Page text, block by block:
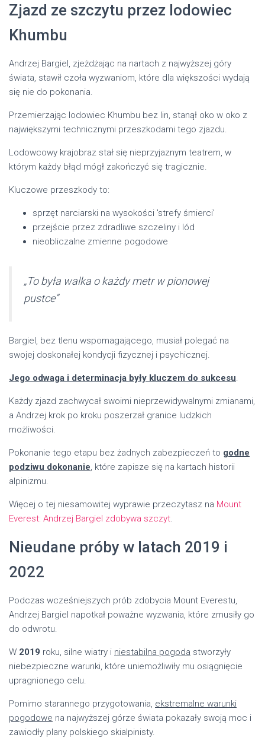
Zjazd ze szczytu przez lodowiec
Khumbu
Andrzej Bargiel, zjeżdżając na nartach z najwyższej góry
świata, stawił czoła wyzwaniom, które dla większości wydają
się nie do pokonania.
Przemierzając lodowiec Khumbu bez lin, stanął oko w oko z
największymi technicznymi przeszkodami tego zjazdu.
Lodowcowy krajobraz stał się nieprzyjaznym teatrem, w
którym każdy błąd mógł zakończyć się tragicznie.
Kluczowe przeszkody to:
sprzęt narciarski na wysokości 'strefy śmierci’
przejście przez zdradliwe szczeliny i lód
nieobliczalne zmienne pogodowe
„To była walka o każdy metr w pionowej
pustce”
Bargiel, bez tlenu wspomagającego, musiał polegać na
swojej doskonałej kondycji fizycznej i psychicznej.
Jego odwaga i determinacja były kluczem do sukcesu.
Każdy zjazd zachwycał swoimi nieprzewidywalnymi zmianami,
a Andrzej krok po kroku poszerzał granice ludzkich
możliwości.
Pokonanie tego etapu bez żadnych zabezpieczeń to godne
podziwu dokonanie, które zapisze się na kartach historii
alpinizmu.
Więcej o tej niesamowitej wyprawie przeczytasz na Mount
Everest: Andrzej Bargiel zdobywa szczyt.
Nieudane próby w latach 2019 i
2022
Podczas wcześniejszych prób zdobycia Mount Everestu,
Andrzej Bargiel napotkał poważne wyzwania, które zmusiły go
do odwrotu.
W 2019 roku, silne wiatry i niestabilna pogoda stworzyły
niebezpieczne warunki, które uniemożliwiły mu osiągnięcie
upragnionego celu.
Pomimo starannego przygotowania, ekstremalne warunki
pogodowe na najwyższej górze świata pokazały swoją moc i
zawiodły plany polskiego skialpinisty.